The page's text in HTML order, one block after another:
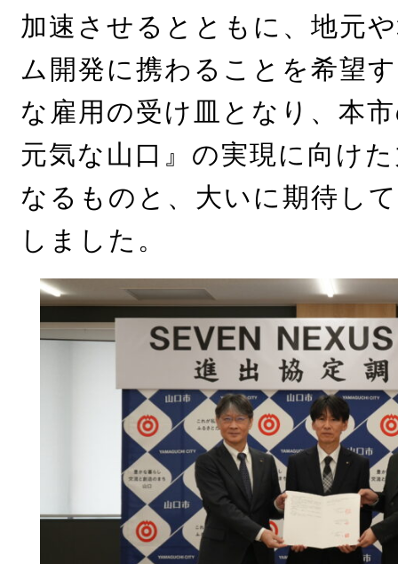
加速させるとともに、地元
ム開発に携わることを希望
な雇用の受け皿となり、本
元気な山口』の実現に向け
なるものと、大いに期待し
しました。